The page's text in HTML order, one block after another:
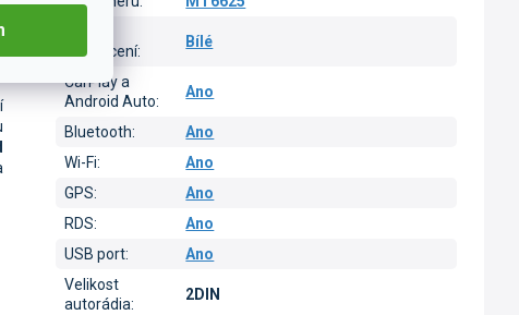
podsvícení:
Bílé
CarPlay a
Android Auto:
Ano
Bluetooth:
Ano
Wi-Fi:
Ano
GPS:
Ano
RDS:
Ano
USB port:
Ano
Velikost
autorádia:
2DIN